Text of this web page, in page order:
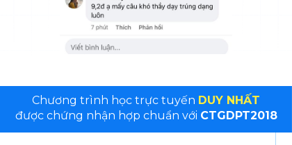
Chương trình học trực tuyến DUY NHẤT
được chứng nhận hợp chuẩn với CTGDPT2018